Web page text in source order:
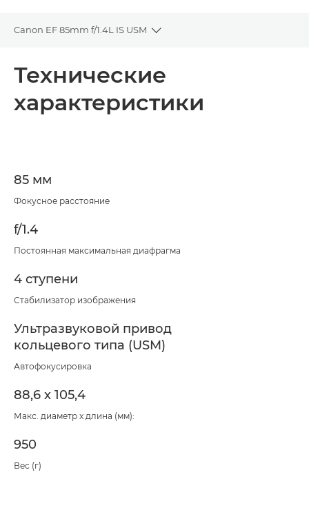
Canon EF 85mm f/1.4L IS USM
Toggle breadcrumbs
Технические характеристики
Технические
характеристики
85 мм
Фокусное расстояние
f/1.4
Постоянная максимальная диафрагма
4 ступени
Стабилизатор изображения
Ультразвуковой привод
кольцевого типа (USM)
Автофокусировка
88,6 x 105,4
Макс. диаметр x длина (мм):
950
Вес (г)